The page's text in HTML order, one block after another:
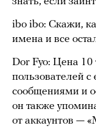
ibo ibo: Скажи,
имена и все
Dor Fyo: Цена 10
пользователей
сообщениями и
он также
от аккаунтов —